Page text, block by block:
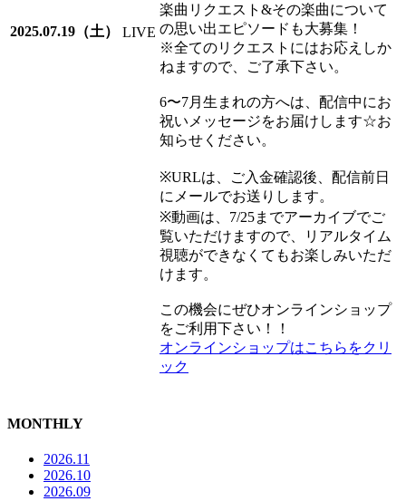
2025.07.19（土） LIVE
楽曲リクエスト&その楽曲について
の思い出エピソードも大募集！
※全てのリクエストにはお応えしか
ねますので、ご了承下さい。
6〜7月生まれの方へは、配信中にお
祝いメッセージをお届けします☆お
知らせください。
※URLは、ご入金確認後、配信前日
にメールでお送りします。
※動画は、7/25までアーカイブでご
覧いただけますので、リアルタイム
視聴ができなくてもお楽しみいただ
けます。
この機会にぜひオンラインショップ
をご利用下さい！！
オンラインショップはこちらをクリ
ック
MONTHLY
2026.11
2026.10
2026.09